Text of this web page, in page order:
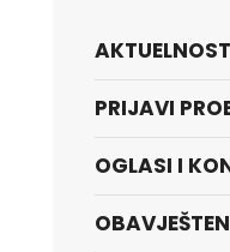
PRIJAVI
OGLASI I